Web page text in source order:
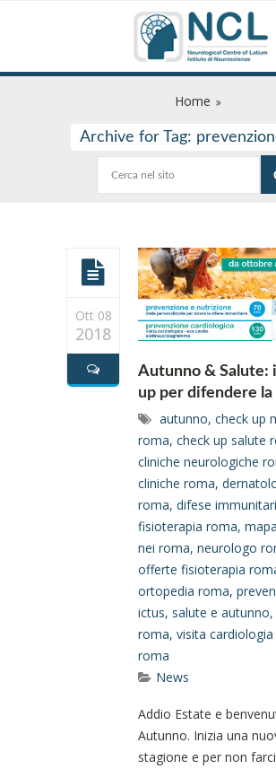
Home
Archive for Tag:
Ott 08
2018
Autunno & Salute:
up per difendere la
autunno, check up
roma, check up salute
cliniche neurologiche
cliniche roma,
roma, difese
fisioterapia roma,
nei roma, neurologo
offerte fisioterapia
ortopedia roma,
ictus, salute e autunno,
roma, visita
roma
News
Addio Estate e
Autunno. Inizia una
stagione e per non